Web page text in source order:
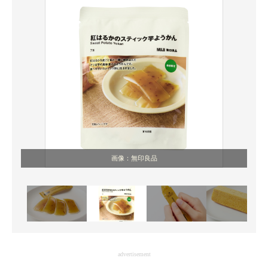
エレクトロニクス専門サイト
電子設計の基本と応用
エネルギーの専門メディア
建設×テクノロジーの最前線
画像：無印良品
advertisement